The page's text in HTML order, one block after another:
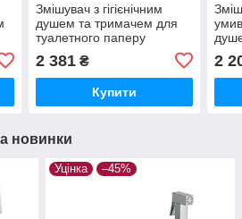
Змішувач з гігієнічним
душем та тримачем для
туалетного паперу
MIXXUS PREMIUM HANS
069 (Колір хром) (MI6785)
2 381₴
Купити
2
новинки
Уцінка –45%